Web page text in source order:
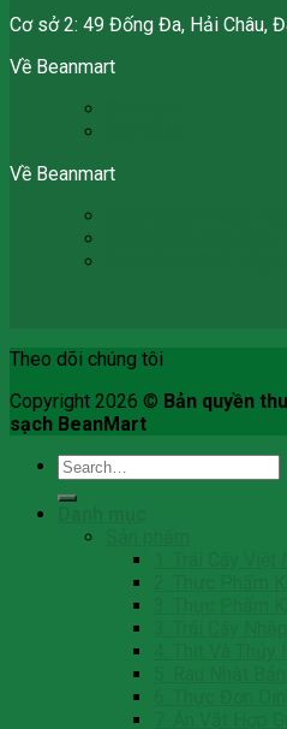
Cơ sở 2: 49 Đống Đa, Hải Châu,
Về Beanmart
Về Beanmart
Theo dõi chúng tôi
Copyright 2026 © Bản quyền
sạch BeanMart
Search